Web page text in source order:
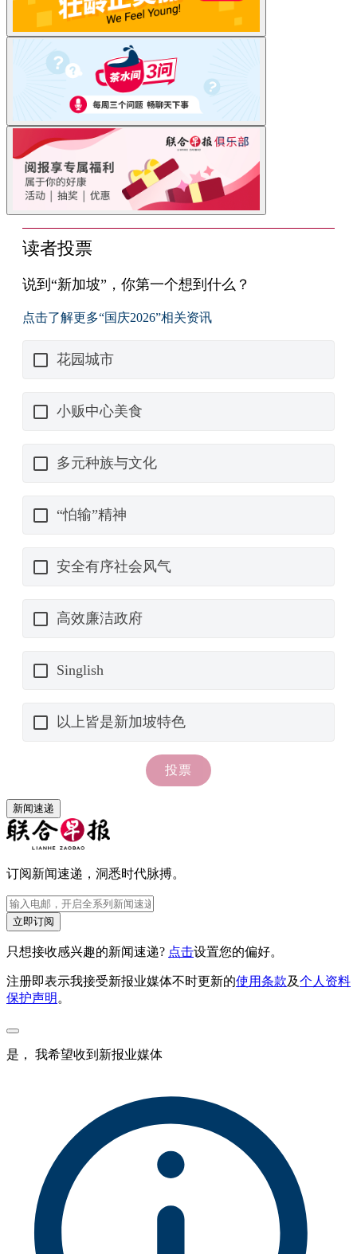
新闻速递
订阅新闻速递，洞悉时代脉搏。
立即订阅
只想接收感兴趣的新闻速递? 点击设置您的偏好。
注册即表示我接受新报业媒体不时更新的使用条款及个人资料
保护声明 。
是， 我希望收到新报业媒体